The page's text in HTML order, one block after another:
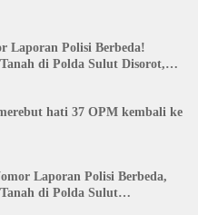
Laporan Polisi Berbeda!
di Polda Sulut Disorot,
hati 37 OPM kembali ke
Laporan Polisi Berbeda,
di Polda Sulut